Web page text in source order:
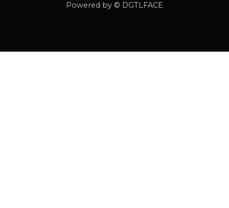
Powered by © DGTLFACE